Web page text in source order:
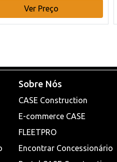
Ver Preço
Sobre Nós
CASE Construction
E-commerce CASE
FLEETPRO
Encontrar Concessionário